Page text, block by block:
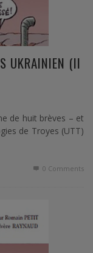
UKRAINIEN (II
de huit brèves – et
de Troyes (UTT)
0 Comments